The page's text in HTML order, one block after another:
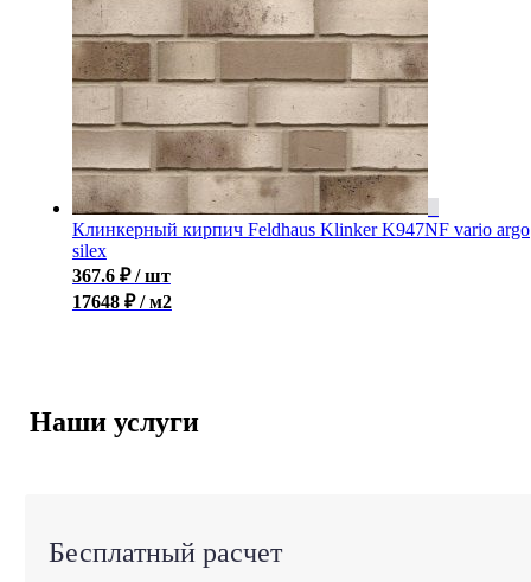
Клинкерный кирпич Feldhaus Klinker K947NF vario argo
silex
367.6 ₽ / шт
17648 ₽ / м2
Наши услуги
Бесплатный расчет